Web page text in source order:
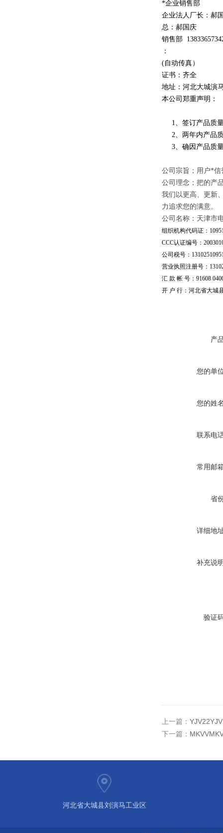
*企业销售部
企业法人厂长：郝
总：郝国庆
销售部 13833
：
(自动传真）
证书：齐全
地址：河北大城演
本公司郑重声明：
1、签订产品质量
2、两年内产品质
3、确因产品质量
公司宗旨；用户*
公司理念；把的产
我们以更高、更新
力追求您的满意。
公司名称：天津市
组织机构代码证：
CCC认证编号：
公司税号：
营业执照注册号：
汇 款 帐 号：91608
开 户 行：河北省大城
产
您的单
您的姓
联系电
常用邮
省
详细地
补充说
验证
上一篇：
下一篇：
河北省大城县刘演马工业区